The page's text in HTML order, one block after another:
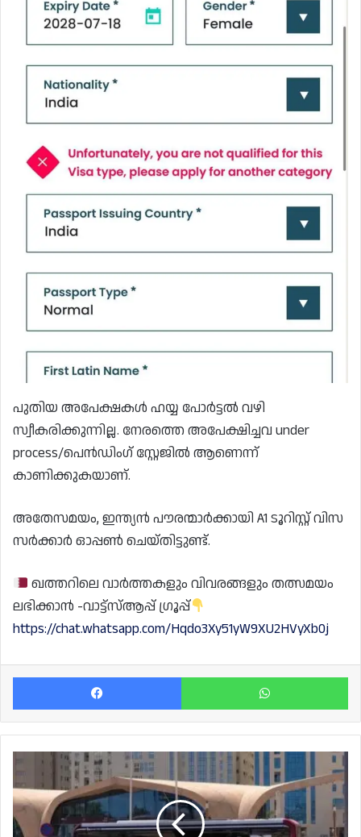
പുതിയ അപേക്ഷകൾ ഹയ്യ പോർട്ടൽ വഴി
സ്വീകരിക്കുന്നില്ല. നേരത്തെ അപേക്ഷിച്ചവ under
process/പെൻഡിംഗ് സ്റ്റേജിൽ ആണെന്ന്
കാണിക്കുകയാണ്.
അതേസമയം, ഇന്ത്യൻ പൗരന്മാർക്കായി A1 ടൂറിസ്റ്റ് വിസ
സർക്കാർ ഓപ്പൺ ചെയ്തിട്ടുണ്ട്.
ഖത്തറിലെ വാർത്തകളും വിവരങ്ങളും തത്സമയം
ലഭിക്കാൻ -വാട്ട്സ്ആപ്പ് ഗ്രൂപ്പ്
https://chat.whatsapp.com/Hqdo3Xy51yW9XU2HVyXb0j
Facebook
മെട്രോലിങ്ക്
റൂട്ടിൽ
കൂടി
സർവീസ്